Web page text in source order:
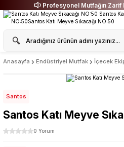
Profesyonel Mutfağın
Anasayfa Endüstriyel Mutfak İçecek
Santos
Santos Katı Meyve
0 Yorum